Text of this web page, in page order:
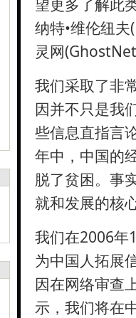
望更多了解此
纳特•维伦纽
灵网
我们采取了非
因并不只是我
些信息直指言
年中，中国的
脱了贫困。事
就和发展的核
我们在2006年
为中国人拓展
因在网络审查
示，我们将在